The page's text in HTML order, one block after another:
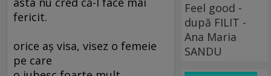
fericit.
orice aş visa, visez o femeie
pe care
Feel good -
după FILIT -
Ana Maria
SANDU